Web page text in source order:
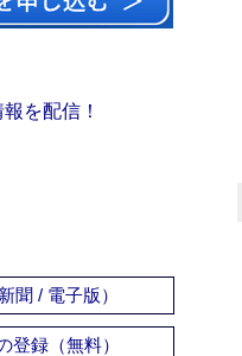
を配信！
聞 / 電子版）
登録（無料）